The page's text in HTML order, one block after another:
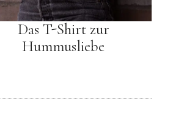
Das T-Shirt zur
Hummusliebe